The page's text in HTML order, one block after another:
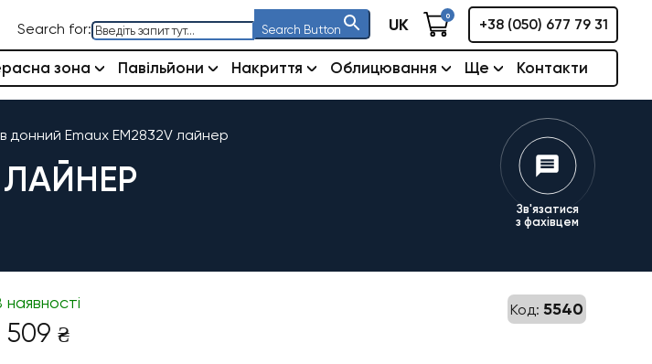
Search for: Search Button UK 0
+38 (050) 677 79 31
зона Павільйони Накриття Облицювання Ще Контакти
донний Emaux EM2832V лайнер
ЛАЙНЕР
Зв'язатися
з фахівцем
Код: 5540
наявності
509 ₴